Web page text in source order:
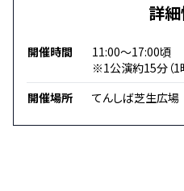
詳
開催時間
11:00～17:00頃
※1公演約15分（1
開催場所
てんしば芝生広場